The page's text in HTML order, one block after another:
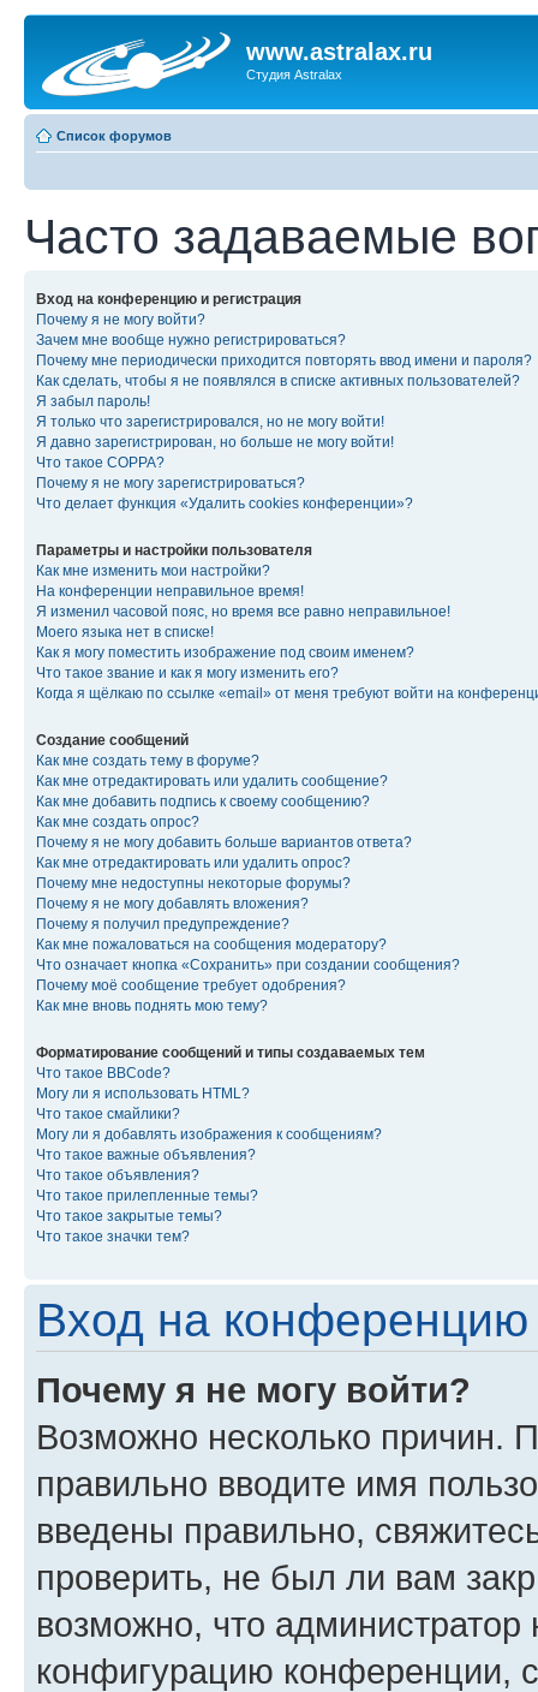
www.astralax.ru
Студия Astralax
Список форумов
Часто задаваемые
Вход на конференцию и регистрация
Почему я не могу войти?
Зачем мне вообще нужно регистрироваться?
Почему мне периодически приходится повторять ввод имени и пароля?
Как сделать, чтобы я не появлялся в списке активных пользователей?
Я забыл пароль!
Я только что зарегистрировался, но не могу войти!
Я давно зарегистрирован, но больше не могу войти!
Что такое COPPA?
Почему я не могу зарегистрироваться?
Что делает функция «Удалить cookies конференции»?
Параметры и настройки пользователя
Как мне изменить мои настройки?
На конференции неправильное время!
Я изменил часовой пояс, но время все равно неправильное!
Моего языка нет в списке!
Как я могу поместить изображение под своим именем?
Что такое звание и как я могу изменить его?
Когда я щёлкаю по ссылке «email» от меня требуют войти на
Создание сообщений
Как мне создать тему в форуме?
Как мне отредактировать или удалить сообщение?
Как мне добавить подпись к своему сообщению?
Как мне создать опрос?
Почему я не могу добавить больше вариантов ответа?
Как мне отредактировать или удалить опрос?
Почему мне недоступны некоторые форумы?
Почему я не могу добавлять вложения?
Почему я получил предупреждение?
Как мне пожаловаться на сообщения модератору?
Что означает кнопка «Сохранить» при создании сообщения?
Почему моё сообщение требует одобрения?
Как мне вновь поднять мою тему?
Форматирование сообщений и типы создаваемых тем
Что такое BBCode?
Могу ли я использовать HTML?
Что такое смайлики?
Могу ли я добавлять изображения к сообщениям?
Что такое важные объявления?
Что такое объявления?
Что такое прилепленные темы?
Что такое закрытые темы?
Что такое значки тем?
Вход на конференцию
Почему я не могу войти?
Возможно несколько причин.
правильно вводите имя
введены правильно,
проверить, не был ли вам
возможно, что администратор
конфигурацию конференции,